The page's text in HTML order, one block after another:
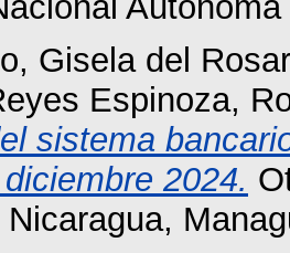
Gisela del
Espinoza,
sistema
2024.